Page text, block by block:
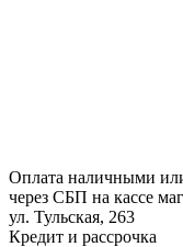
Оплата наличными
через СБП на кассе
ул. Тульская, 263
Кредит и рассрочка